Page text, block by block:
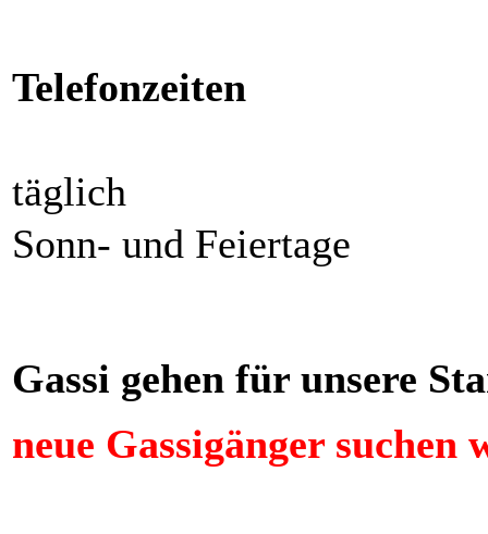
Telefonzeiten
täglich
Sonn- und Feiertage
Gassi gehen für unsere
neue Gassigänger